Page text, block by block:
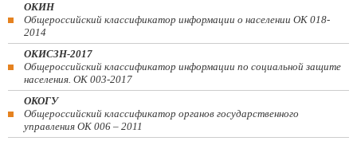
ОКИН
Общероссийский классификатор информации о населении ОК 018-
2014
ОКИСЗН-2017
Общероссийский классификатор информации по социальной защите
населения. ОК 003-2017
ОКОГУ
Общероссийский классификатор органов государственного
управления ОК 006 – 2011